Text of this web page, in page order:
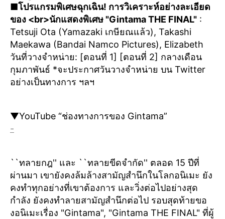
■โปรแกรมพิเศษฉุกเฉิน! การวิเคราะห์อย่างละเอียด
ของ <br>นักแสดงพิเศษ "Gintama THE FINAL" :
Tetsuji Ota (Yamazaki เกษียณแล้ว), Takashi
Maekawa (Bandai Namco Pictures), Elizabeth
วันที่วางจำหน่าย: [ตอนที่ 1] [ตอนที่ 2] กลางเดือน
กุมภาพันธ์ *จะประกาศวันวางจำหน่าย บน Twitter
อย่างเป็นทางการ ฯลฯ
▼YouTube “ช่องทางการของ Gintama”
-
``ทลายกฎ'' และ ``ทลายขีดจำกัด'' ตลอด 15 ปีที่
ผ่านมา เขายังคงล้มล้างสามัญสำนึกในโลกอนิเมะ ยัง
คงทำทุกอย่างที่เขาต้องการ และวิ่งต่อไปอย่างสุด
กำลัง ยังคงทำลายสามัญสำนึกต่อไป รอบสุดท้ายขอ
งอนิเมะเรื่อง "Gintama", "Gintama THE FINAL" ที่ผู้